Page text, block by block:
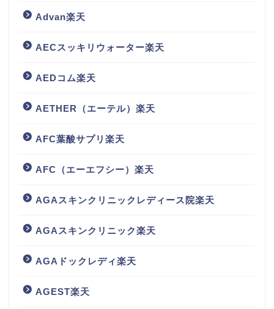
Advan楽天
AECスッキリウォーター楽天
AEDコム楽天
AETHER（エーテル）楽天
AFC葉酸サプリ楽天
AFC（エーエフシー）楽天
AGAスキンクリニックレディース院楽天
AGAスキンクリニック楽天
AGAドックレディ楽天
AGEST楽天